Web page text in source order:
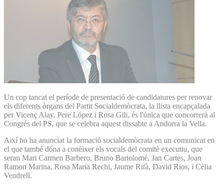
Un cop tancat el període de presentació de candidatures per renovar
els diferents òrgans del Partit Socialdemòcrata, la llista encapçalada
per Vicenç Alay, Pere López i Rosa Gili, és l'única que concorrerà al
Congrés del PS, que se celebra aquest dissabte a Andorra la Vella.
Així ho ha anunciat la formació socialdemòcrata en un comunicat en
el que també dóna a conèixer els vocals del comitè executiu, que
seran Mari Carmen Barbero, Bruno Bartolomé, Jan Cartes, Joan
Ramon Marina, Rosa Maria Rechi, Jaume Rifà, David Rios, i Cèlia
Vendrell.